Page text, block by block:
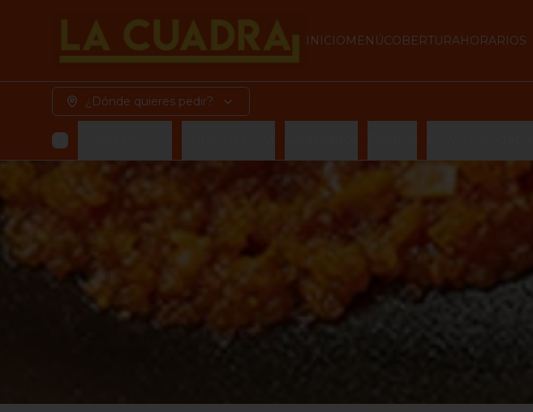
INICIOMENÚCOBERTURAHORARIOS
¿Dónde quieres pedir?